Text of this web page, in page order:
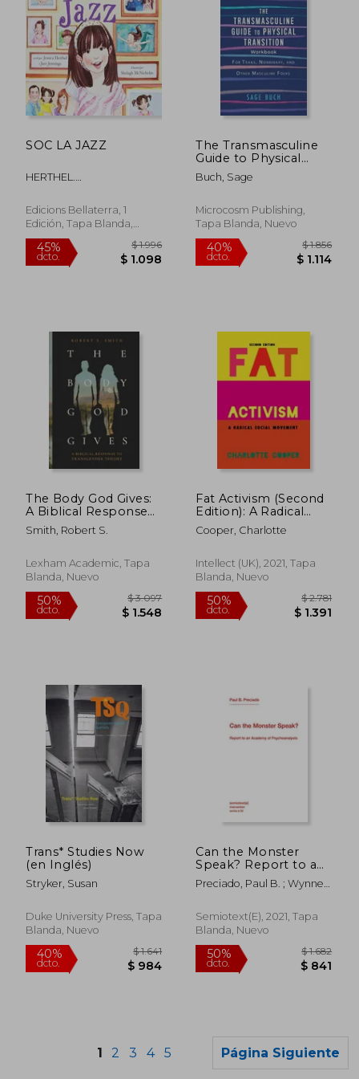
40%
dcto.
$ 7.204
$ 4.322
50%
dcto.
50%
dcto.
50%
dcto.
dcto. $ 1.303 dcto.
SOC LA JAZZ
HERTHEL.
Edicions Bellaterra, 1
Edición, Tapa Blanda,
Nuevo
The Transmasculine
Guide to Physical
Transition Workbook:
For Trans, Nonbinary,
Folks (en Inglés)
Buch, Sage
Microcosm Publishing,
Tapa Blanda, Nuevo
The Body God Gives:
A Biblical Response
to Transgender
Theory (en Inglés)
Smith, Robert S.
Lexham Academic, Tapa
Blanda, Nuevo
Fat Activism (Second
Edition): A Radical
Social Movement (en
Inglés)
Cooper, Charlotte
Intellect (UK), 2021, Tapa
Blanda, Nuevo
Trans* Studies Now
(en Inglés)
Stryker, Susan
Duke University Press, Tapa
Blanda, Nuevo
Can the Monster
Speak? Report to an
Academy of
Psychoanalysts
Inglés)
Preciado, Paul B. ; Wynne,
Semiotext(e), 2021, Tapa
Blanda, Nuevo
1 2 3 4 5 Página Siguiente